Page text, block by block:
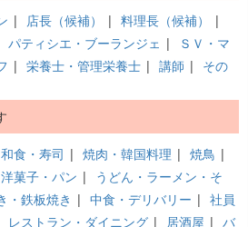
| 店長（候補） | 料理長（候補）
|
パティシエ・ブーランジェ |
ＳＶ・マ
| 栄養士・管理栄養士 | 講師 | その
和食・寿司 | 焼肉・韓国料理 | 焼鳥 |
洋菓子・パン |
うどん・ラーメン・そ
・鉄板焼き | 中食・デリバリー | 社員
レストラン・ダイニング | 居酒屋 | バ